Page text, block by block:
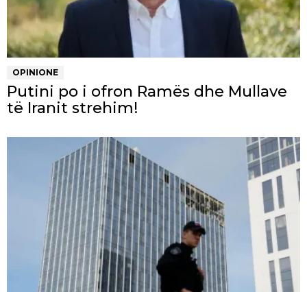
OPINIONE
Putini po i ofron Ramës dhe Mullave
të Iranit strehim!